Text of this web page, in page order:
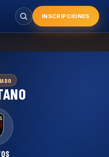
Buscar
INSCRIPCIONES